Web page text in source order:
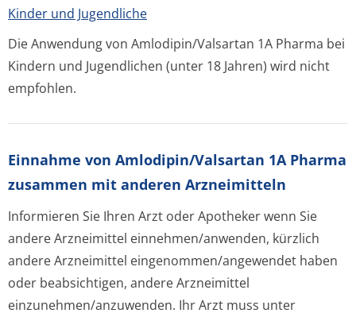
Kinder und Jugendliche
Die Anwendung von Amlodipin/Valsartan 1A Pharma bei
Kindern und Jugendlichen (unter 18 Jahren) wird nicht
empfohlen.
Einnahme von Amlodipin/Valsartan 1A Pharma
zusammen mit anderen Arzneimitteln
Informieren Sie Ihren Arzt oder Apotheker wenn Sie
andere Arzneimittel einnehmen/anwenden, kürzlich
andere Arzneimittel eingenommen/an­gewendet haben
oder beabsichtigen, andere Arzneimittel
einzunehmen/an­zuwenden. Ihr Arzt muss unter